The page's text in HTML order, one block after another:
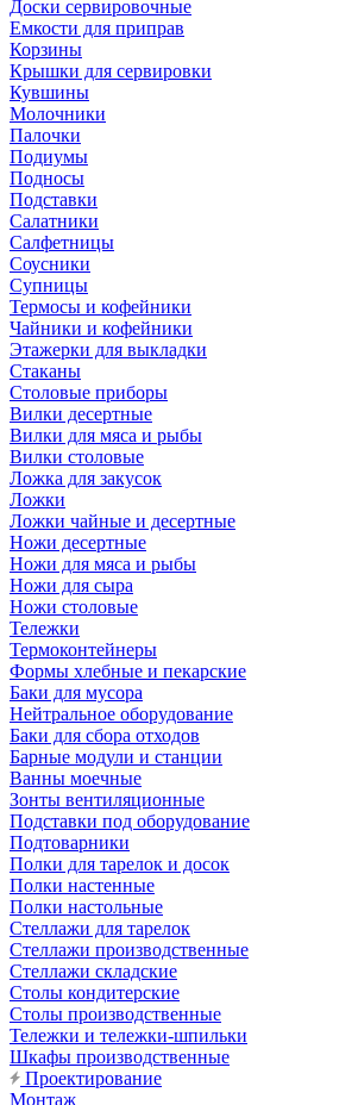
Доски сервировочные
Емкости для приправ
Корзины
Крышки для сервировки
Кувшины
Молочники
Палочки
Подиумы
Подносы
Подставки
Салатники
Салфетницы
Соусники
Супницы
Термосы и кофейники
Чайники и кофейники
Этажерки для выкладки
Стаканы
Столовые приборы
Вилки десертные
Вилки для мяса и рыбы
Вилки столовые
Ложка для закусок
Ложки
Ложки чайные и десертные
Ножи десертные
Ножи для мяса и рыбы
Ножи для сыра
Ножи столовые
Тележки
Термоконтейнеры
Формы хлебные и пекарские
Баки для мусора
Нейтральное оборудование
Баки для сбора отходов
Барные модули и станции
Ванны моечные
Зонты вентиляционные
Подставки под оборудование
Подтоварники
Полки для тарелок и досок
Полки настенные
Полки настольные
Стеллажи для тарелок
Стеллажи производственные
Стеллажи складские
Столы кондитерские
Столы производственные
Тележки и тележки-шпильки
Шкафы производственные
Проектирование
Монтаж